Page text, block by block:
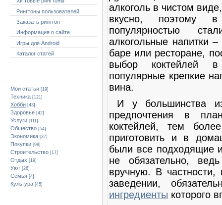
Рингтоны пользователей
Заказать рингтон
Информация о сайте
Игры для Android
Каталог статей
Мои статьи [19]
Техника [121]
Хобби [43]
Здоровье [42]
Услуги [111]
Общество [54]
Экономика [37]
Покупки [98]
Строительство [17]
Отдых [19]
Уют [26]
Семья [4]
Культура [45]
алкоголь в чистом
вкусно, поэтому
популярностью
алкогольные напитки
баре или ресторане,
выбор коктейлей
популярные крепкие
вина.
И у большинства
предпочтения в
коктейлей, тем
приготовить и в
были все подходящие
не обязательно,
вручную. В частности,
заведении,
ингредиенты которого